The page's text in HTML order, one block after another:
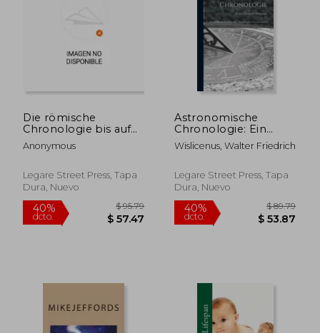
dcto. $ 45.47 dcto. $
Die römische
Chronologie bis auf
Caesar von Th.
Mommsen (en
Anonymous
Legare Street Press, Tapa
Dura, Nuevo
Astronomische
Chronologie: Ein
Hülfsbuch für
Historiker,
Astronomen (en
Alemán)
Wislicenus, Walter Friedrich
Legare Street Press, Tapa
Dura, Nuevo